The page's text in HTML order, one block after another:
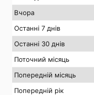
Вчора
Останні 7 днів
Останні 30 днів
Поточний місяць
Попередній місяць
Попередній рік